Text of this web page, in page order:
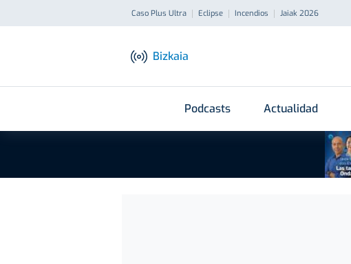
Caso Plus Ultra Eclipse Incendios Jaiak 2026
Bizkaia
Podcasts Actualidad